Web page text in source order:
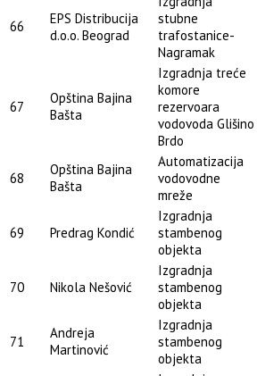
66
EPS Distribucija
d.o.o. Beograd
stubne
trafostanice-
Nagramak
67
Opština Bajina
Bašta
Izgradnja treće
komore
rezervoara
vodovoda Glišino
Brdo
68
Opština Bajina
Bašta
Automatizacija
vodovodne
mreže
69 Predrag Kondić
Izgradnja
stambenog
objekta
70 Nikola Nešović
Izgradnja
stambenog
objekta
71
Andreja
Martinović
Izgradnja
stambenog
objekta